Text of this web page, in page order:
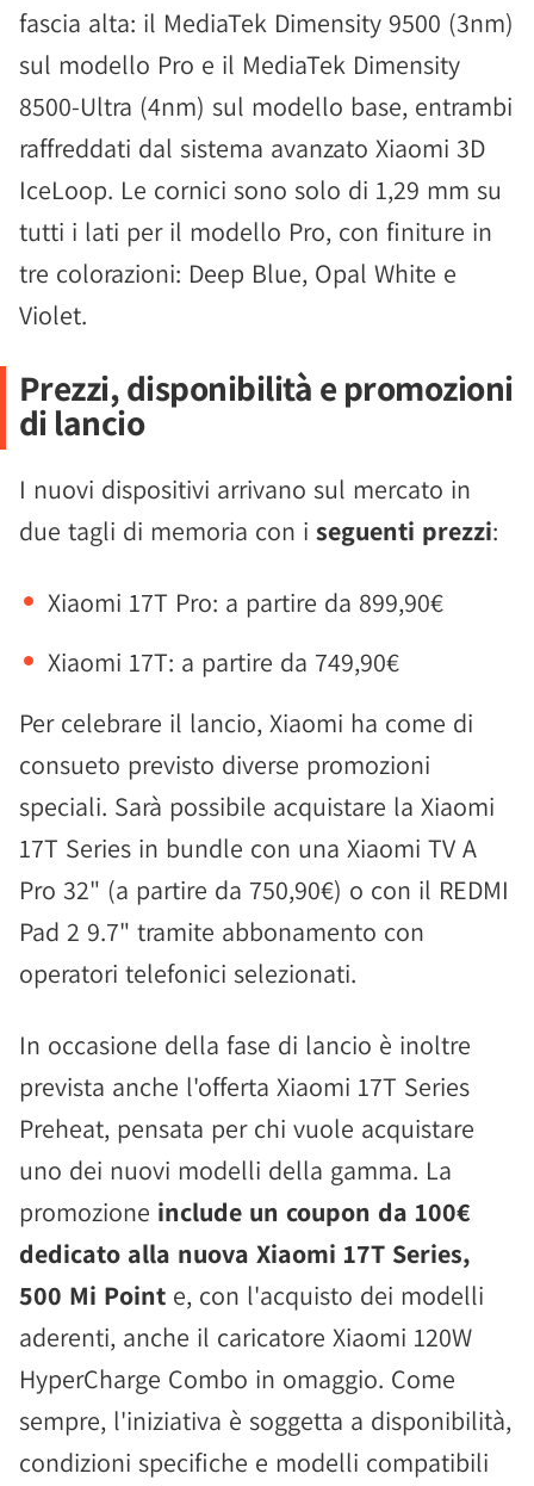
fascia alta: il MediaTek Dimensity 9500 (3nm)
sul modello Pro e il MediaTek Dimensity
8500-Ultra (4nm) sul modello base, entrambi
raffreddati dal sistema avanzato Xiaomi 3D
IceLoop. Le cornici sono solo di 1,29 mm su
tutti i lati per il modello Pro, con finiture in
tre colorazioni: Deep Blue, Opal White e
Violet.
Prezzi, disponibilità e promozioni
di lancio
I nuovi dispositivi arrivano sul mercato in
due tagli di memoria con i seguenti prezzi:
Xiaomi 17T Pro: a partire da 899,90€
Xiaomi 17T: a partire da 749,90€
Per celebrare il lancio, Xiaomi ha come di
consueto previsto diverse promozioni
speciali. Sarà possibile acquistare la Xiaomi
17T Series in bundle con una Xiaomi TV A
Pro 32" (a partire da 750,90€) o con il REDMI
Pad 2 9.7" tramite abbonamento con
operatori telefonici selezionati.
In occasione della fase di lancio è inoltre
prevista anche l'offerta Xiaomi 17T Series
Preheat, pensata per chi vuole acquistare
uno dei nuovi modelli della gamma. La
promozione include un coupon da 100€
dedicato alla nuova Xiaomi 17T Series,
500 Mi Point e, con l'acquisto dei modelli
aderenti, anche il caricatore Xiaomi 120W
HyperCharge Combo in omaggio. Come
sempre, l'iniziativa è soggetta a disponibilità,
condizioni specifiche e modelli compatibili